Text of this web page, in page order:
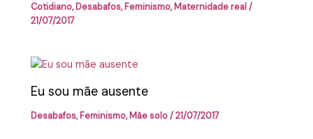
Cotidiano,Desabafos,Feminismo,Maternidade real/
21/07/2017
Eu sou mãe ausente
Desabafos,Feminismo,Mãe solo/21/07/2017